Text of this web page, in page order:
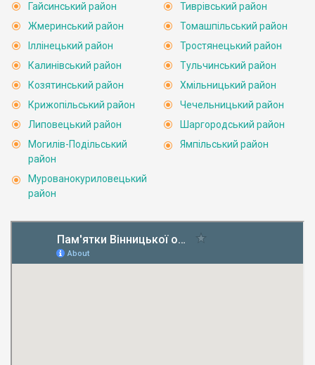
Гайсинський район
Жмеринський район
Іллінецький район
Калинівський район
Козятинський район
Крижопільський район
Липовецький район
Могилів-Подільський
район
Мурованокуриловецький
район
Тиврівський район
Томашпільський район
Тростянецький район
Тульчинський район
Хмільницький район
Чечельницький район
Шаргородський район
Ямпільський район